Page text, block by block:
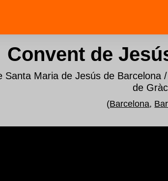
Convent de
Santa Maria de Jesús de
de
(Barcelona,